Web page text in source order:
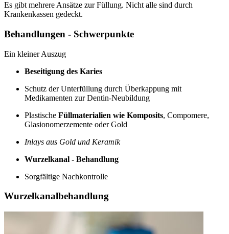
Es gibt mehrere Ansätze zur Füllung. Nicht alle sind durch
Krankenkassen gedeckt.
Behandlungen - Schwerpunkte
Ein kleiner Auszug
Beseitigung des Karies
Schutz der Unterfüllung durch Überkappung mit
Medikamenten zur Dentin-Neubildung
Plastische Füllmaterialien wie Komposits, Compomere,
Glasionomerzemente oder Gold
Inlays aus Gold und Keramik
Wurzelkanal - Behandlung
Sorgfältige Nachkontrolle
Wurzelkanalbehandlung